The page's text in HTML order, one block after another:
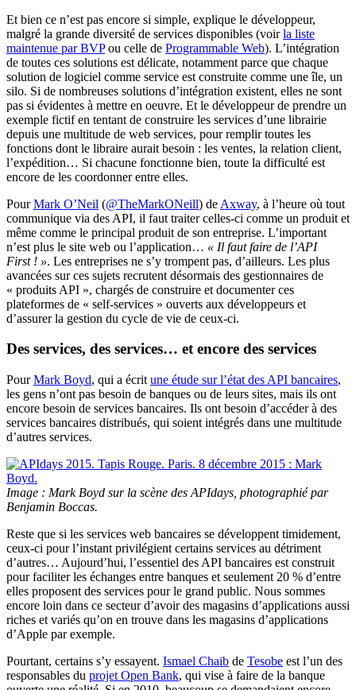
Et bien ce n’est pas encore si simple, explique le développeur,
malgré la grande diversité de services disponibles (voirla liste
maintenue par BVPou celle de Programmable Web). L’intégration
de toutes ces solutions est délicate, notamment parce que chaque
solution de logiciel comme service est construite comme une île, un
silo. Si de nombreuses solutions d’intégration existent, elles ne sont
pas si évidentes à mettre en oeuvre. Et le développeur de prendre un
exemple fictif en tentant de construire les services d’une librairie
depuis une multitude de web services, pour remplir toutes les
fonctions dont le libraire aurait besoin : les ventes, la relation client,
l’expédition… Si chacune fonctionne bien, toute la difficulté est
encore de les coordonner entre elles.
PourMark O’Neil (@TheMarkONeill) de Axway, à l’heure où tout
communique via des API, il faut traiter celles-ci comme un produit et
même comme le principal produit de son entreprise. L’important
n’est plus le site web ou l’application… « Il faut faire de l’API
First ! ». Les entreprises ne s’y trompent pas, d’ailleurs. Les plus
avancées sur ces sujets recrutent désormais des gestionnaires de
« produits API », chargés de construire et documenter ces
plateformes de « self-services » ouverts aux développeurs et
d’assurer la gestion du cycle de vie de ceux-ci.
Des services, des services… et encore des services
PourMark Boyd, qui a écrit une étude sur l’état des API bancaires,
les gens n’ont pas besoin de banques ou de leurs sites, mais ils ont
encore besoin de services bancaires. Ils ont besoin d’accéder à des
services bancaires distribués, qui soient intégrés dans une multitude
d’autres services.
Image : Mark Boyd sur la scène des APIdays, photographié par
Benjamin Boccas.
Reste que si les services web bancaires se développent timidement,
ceux-ci pour l’instant privilégient certains services au détriment
d’autres… Aujourd’hui, l’essentiel des API bancaires est construit
pour faciliter les échanges entre banques et seulement 20 % d’entre
elles proposent des services pour le grand public. Nous sommes
encore loin dans ce secteur d’avoir des magasins d’applications aussi
riches et variés qu’on en trouve dans les magasins d’applications
d’Apple par exemple.
Pourtant, certains s’y essayent. Ismael Chaib de Tesobe est l’un des
responsables du projet Open Bank, qui vise à faire de la banque